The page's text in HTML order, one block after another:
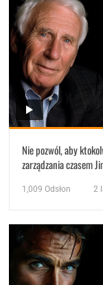
Nie pozwól, aby
zarządzania czasem
1,009 Odsłon 2